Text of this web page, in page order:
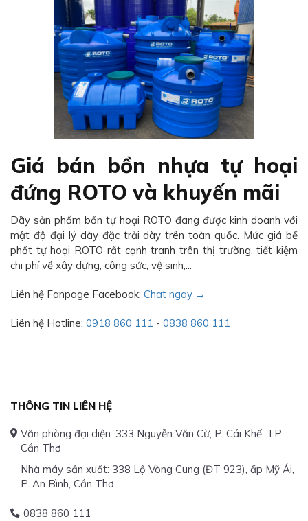
Giá bán bồn nhựa tự hoại
đứng ROTO và khuyến mãi
Dãy sản phẩm bồn tự hoại ROTO đang được kinh doanh với
mật độ đại lý dày đặc trải dày trên toàn quốc. Mức giá bể
phốt tự hoại ROTO rất cạnh tranh trên thị trường, tiết kiệm
chi phí về xây dựng, công sức, vệ sinh,...
Liên hệ Fanpage Facebook: Chat ngay →
Liên hệ Hotline: 0918 860 111 - 0838 860 111
THÔNG TIN LIÊN HỆ
Văn phòng đại diện: 333 Nguyễn Văn Cừ, P. Cái Khế, TP.
Cần Thơ
Nhà máy sản xuất: 338 Lộ Vòng Cung (ĐT 923), ấp Mỹ Ái,
P. An Bình, Cần Thơ
0838 860 111